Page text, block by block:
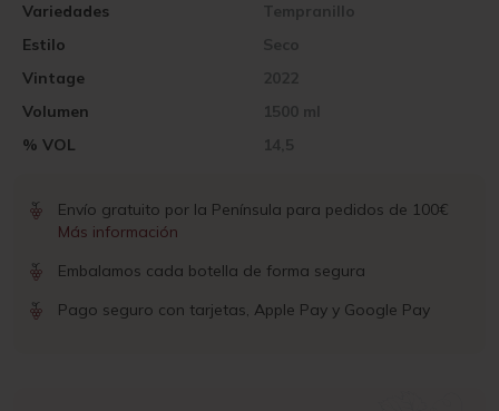
Vintage 2022
Volumen 1500 ml
% VOL 14,5
Variedades Tempranillo
Estilo Seco
Envío gratuito por la Península para pedidos de 100€
Más información
Embalamos cada botella de forma segura
Pago seguro con tarjetas, Apple Pay y Google Pay